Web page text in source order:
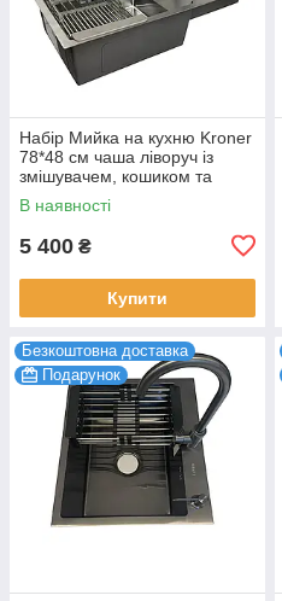
Набір Мийка на кухню Kroner
78*48 см чаша ліворуч із
змішувачем, кошиком та
дозатором, раковина кухонна
В наявності
5 400 ₴
Купити
Безкоштовна доставка
Подарунок